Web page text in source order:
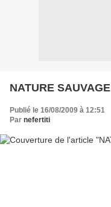
NATURE SAUVAGE
Publié le 16/08/2009 à 12:51
Par nefertiti